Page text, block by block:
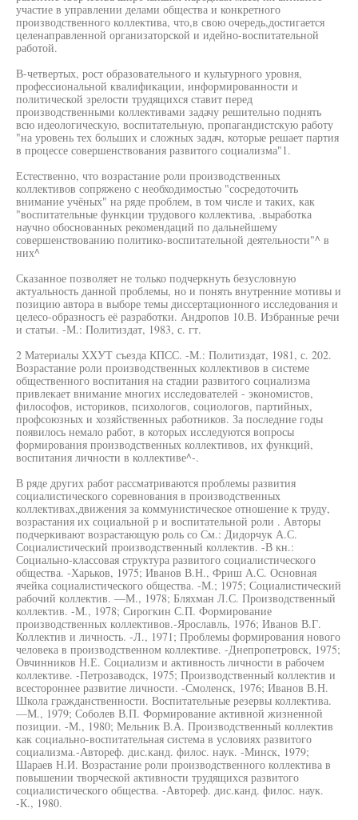
участие в управлении делами общества и конкретного
производственного коллектива, что,в свою очередь,достигается
целенаправленной организаторской и идейно-воспитательной
работой.
В-четвертых, рост образовательного и культурного уровня,
профессиональной квалификации, информированности и
политической зрелости трудящихся ставит перед
производственными коллективами задачу решительно поднять
всю идеологическую, воспитательную, пропагандистскую работу
"на уровень тех больших и сложных задач, которые решает партия
в процессе совершенствования развитого социализма"1.
Естественно, что возрастание роли производственных
коллективов сопряжено с необходимостью "сосредоточить
внимание учёных" на ряде проблем, в том числе и таких, как
"воспитательные функции трудового коллектива, .выработка
научно обоснованных рекомендаций по дальнейшему
совершенствованию политико-воспитательной деятельности"^ в
них^
Сказанное позволяет не только подчеркнуть безусловную
актуальность данной проблемы, но и понять внутренние мотивы и
позицию автора в выборе темы диссертационного исследования и
целесо-образносгь её разработки. Андропов 10.В. Избранные речи
и статьи. -М.: Политиздат, 1983, с. гт.
2 Материалы ХХУТ съезда КПСС. -М.: Политиздат, 1981, с. 202.
Возрастание роли производственных коллективов в системе
общественного воспитания на стадии развитого социализма
привлекает внимание многих исследователей - экономистов,
философов, историков, психологов, социологов, партийных,
профсоюзных и хозяйственных работников. За последние годы
появилось немало работ, в которых исследуются вопросы
формирования производственных коллективов, их функций,
воспитания личности в коллективе^-.
В ряде других работ рассматриваются проблемы развития
социалистического соревнования в производственных
коллективах,движения за коммунистическое отношение к труду,
возрастания их социальной р и воспитательной роли . Авторы
подчеркивают возрастающую роль со См.: Дидорчук А.С.
Социалистический производственный коллектив. -В кн.:
Социально-классовая структура развитого социалистического
общества. -Харьков, 1975; Иванов В.Н., Фриш А.С. Основная
ячейка социалистического общества. -М.; 1975; Социалистический
рабочий коллектив. —М., 1978; Бляхман Л.С. Производственный
коллектив. -М., 1978; Сирогкин С.П. Формирование
производственных коллективов.-Ярославль, 1976; Иванов В.Г.
Коллектив и личность. -Л., 1971; Проблемы формирования нового
человека в производственном коллективе. -Днепропетровск, 1975;
Овчинников Н.Е. Социализм и активность личности в рабочем
коллективе. -Петрозаводск, 1975; Производственный коллектив и
всестороннее развитие личности. -Смоленск, 1976; Иванов В.Н.
Школа гражданственности. Воспитательные резервы коллектива.
—М., 1979; Соболев В.П. Формирование активной жизненной
позиции. -М., 1980; Мельник В.А. Производственный коллектив
как социально-воспитательная система в условиях развитого
социализма.-Автореф. дис.канд. филос. наук. -Минск, 1979;
Шараев Н.И. Возрастание роли производственного коллектива в
повышении творческой активности трудящихся развитого
социалистического общества. -Автореф. дис.канд. филос. наук.
-К., 1980.